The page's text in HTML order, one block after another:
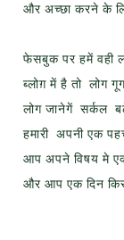
और अच्छा करने के
फेसबुक पर हमें वही
ब्लोग़ में है तो लोग
लोग जानेगें सर्कल
हमारी अपनी एक
आप अपने विषय मे
और आप एक दिन